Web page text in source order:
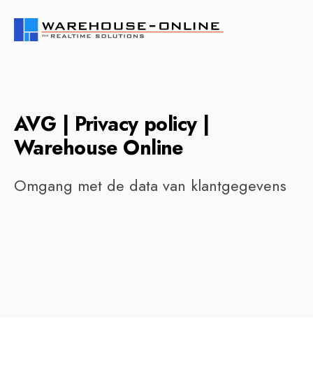
AVG | Privacy policy |
Warehouse Online
Omgang met de data van klantgegevens